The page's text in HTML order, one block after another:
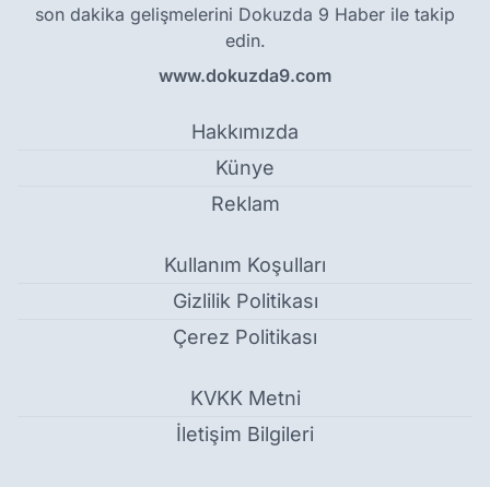
son dakika gelişmelerini Dokuzda 9 Haber ile takip
edin.
www.dokuzda9.com
Hakkımızda
Künye
Reklam
Kullanım Koşulları
Gizlilik Politikası
Çerez Politikası
KVKK Metni
İletişim Bilgileri